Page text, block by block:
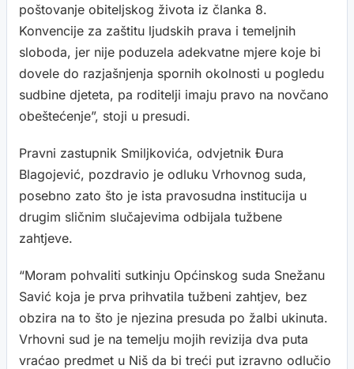
poštovanje obiteljskog života iz članka 8.
Konvencije za zaštitu ljudskih prava i temeljnih
sloboda, jer nije poduzela adekvatne mjere koje bi
dovele do razjašnjenja spornih okolnosti u pogledu
sudbine djeteta, pa roditelji imaju pravo na novčano
obeštećenje”, stoji u presudi.
Pravni zastupnik Smiljkovića, odvjetnik Đura
Blagojević, pozdravio je odluku Vrhovnog suda,
posebno zato što je ista pravosudna institucija u
drugim sličnim slučajevima odbijala tužbene
zahtjeve.
“Moram pohvaliti sutkinju Općinskog suda Snežanu
Savić koja je prva prihvatila tužbeni zahtjev, bez
obzira na to što je njezina presuda po žalbi ukinuta.
Vrhovni sud je na temelju mojih revizija dva puta
vraćao predmet u Niš da bi treći put izravno odlučio